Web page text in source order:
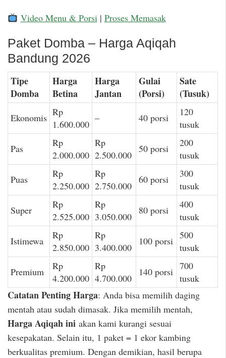
Video Menu & Porsi| Proses Memasak
Paket Domba – Harga Aqiqah
Bandung 2026
Tipe
Domba
Harga
Betina
Harga
Jantan
Gulai
(Porsi)
Sate
(Tusuk)
Ekonomis Rp
1.600.000
– 40 porsi
120
tusuk
Pas
Rp
2.000.000
Rp
2.500.000
50 porsi
200
tusuk
Puas
Rp
2.250.000
Rp
2.750.000
60 porsi
300
tusuk
Super
Rp
2.525.000
Rp
3.050.000
80 porsi
400
tusuk
Istimewa
Rp
2.850.000
Rp
3.400.000
100 porsi 500
tusuk
Premium
Rp
4.200.000
Rp
4.700.000
140 porsi 700
tusuk
Catatan Penting Harga: Anda bisa memilih daging
mentah atau sudah dimasak. Jika memilih mentah,
Harga Aqiqah ini akan kami kurangi sesuai
kesepakatan. Selain itu, 1 paket = 1 ekor kambing
berkualitas premium. Dengan demikian, hasil berupa